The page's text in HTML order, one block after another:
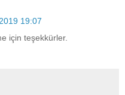
19:07
için teşekkürler.